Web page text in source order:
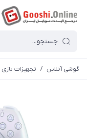
گوشی آنلاین / تجهیزات بازی